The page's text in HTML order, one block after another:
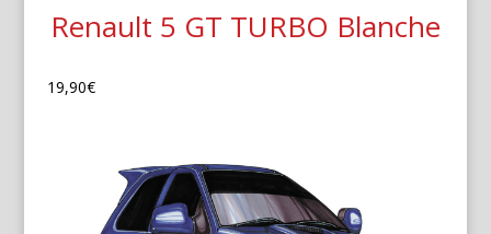
Renault 5 GT TURBO Blanche
19,90€